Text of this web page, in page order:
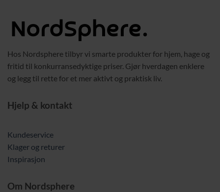
Hos Nordsphere tilbyr vi smarte produkter for hjem, hage og
fritid til konkurransedyktige priser. Gjør hverdagen enklere
og legg til rette for et mer aktivt og praktisk liv.
Hjelp & kontakt
Kundeservice
Klager og returer
Inspirasjon
Om Nordsphere